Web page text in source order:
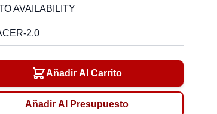
AVAILABILITY
2.0
Añadir Al Carrito
Añadir Al Presupuesto